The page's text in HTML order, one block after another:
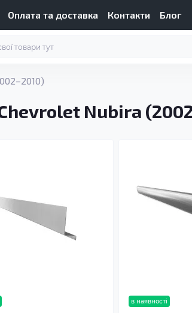
Оплата та доставка Контакти Блог
Nubira
в наявності